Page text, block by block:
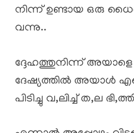
നിന്ന് ഉണ്ടായ ഒരു
വന്നു..
ദ്ദേഹത്തുനിന്ന് അയാളെ
ദേഷ്യത്തിൽ അയാൾ
പിടിച്ചു വ,ലിച്ച് ത,ല